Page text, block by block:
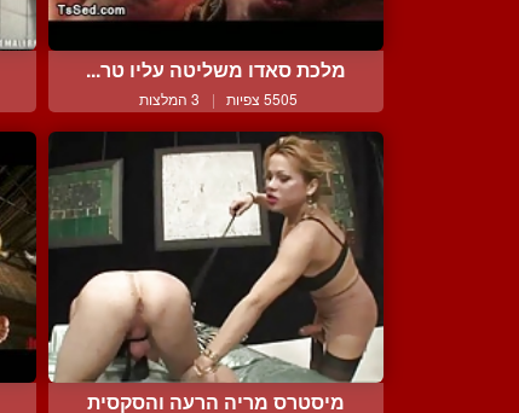
מלכת סאדו משליטה עליו טר...
5505 צפיות | 3 המלצות
מיסטרס מריה הרעה והסקסית